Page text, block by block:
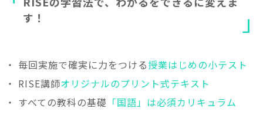
す ！
・ 毎回実施で確実に力をつける授業はじめの小テスト
・ RISE講師オリジナルのプリント式テキスト
・ すべての教科の基礎 「国語」は必須カリキュラム